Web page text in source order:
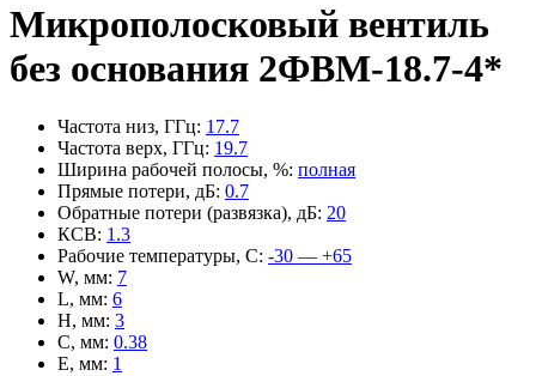
Микрополосковый вентиль
без основания 2ФВМ-18.7-4*
Частота низ, ГГц: 17.7
Частота верх, ГГц: 19.7
Ширина рабочей полосы, %: полная
Прямые потери, дБ: 0.7
Обратные потери (развязка), дБ: 20
КСВ: 1.3
Рабочие температуры, С: -30 — +65
W, мм: 7
L, мм: 6
H, мм: 3
C, мм: 0.38
E, мм: 1